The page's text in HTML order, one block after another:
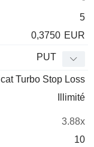
5
0,3750 EUR
PUT
Turbo Stop Loss
Illimité
3.88x
10